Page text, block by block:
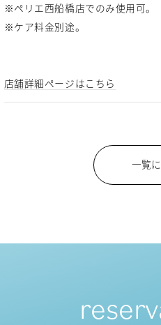
※ペリエ西船橋店でのみ使用可。
※ケア料金別途。
店舗詳細ページはこちら
一覧